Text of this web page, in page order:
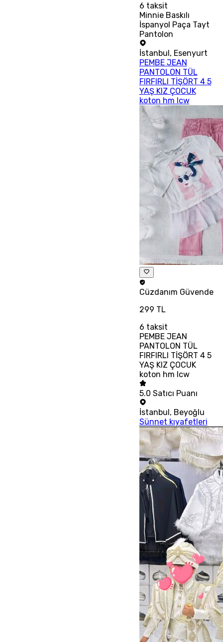
6 taksit
Minnie Baskılı
İspanyol Paça Tayt
Pantolon
İstanbul, Esenyurt
PEMBE JEAN
PANTOLON TÜL
FIRFIRLI TİŞÖRT 4 5
YAŞ KIZ ÇOCUK
koton hm lcw
Cüzdanım Güvende
299 TL
6 taksit
PEMBE JEAN
PANTOLON TÜL
FIRFIRLI TİŞÖRT 4 5
YAŞ KIZ ÇOCUK
koton hm lcw
5.0 Satıcı Puanı
İstanbul , Beyoğlu
Sünnet kıyafetleri